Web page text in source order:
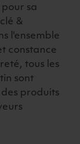
sa
&
l'ensemble
constance
tous les
sont
produits